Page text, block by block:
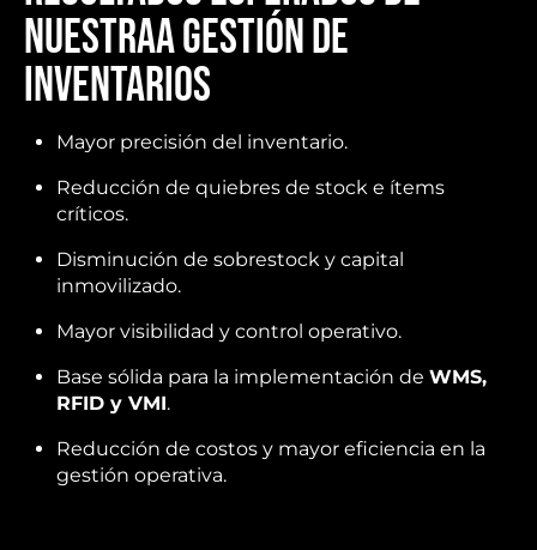
nuestraa Gestión de
Inventarios
Mayor precisión del inventario.
Reducción de quiebres de stock e ítems
críticos.
Disminución de sobrestock y capital
inmovilizado.
Mayor visibilidad y control operativo.
Base sólida para la implementación deWMS,
RFID y VMI.
Reducción de costos y mayor eficiencia en la
gestión operativa.